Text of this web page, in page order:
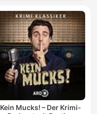
Kein Mucks! – Der Krimi-